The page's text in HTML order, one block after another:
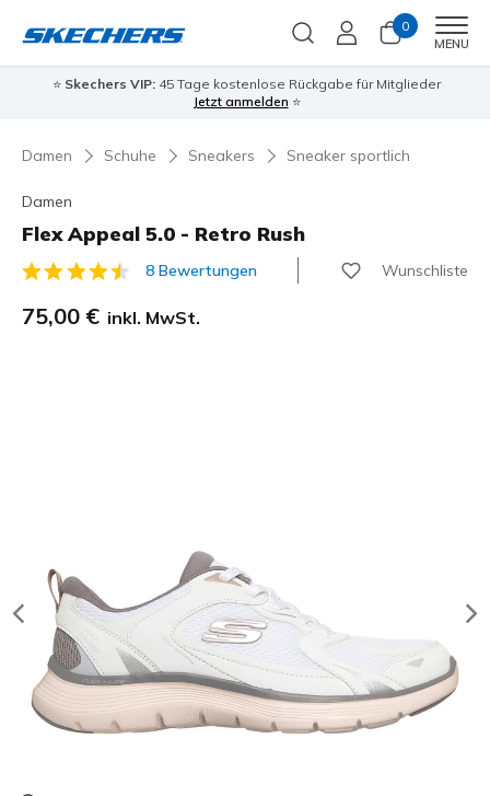
0
MENU
⭐ Skechers VIP:45 Tage kostenlose Rückgabe für Mitglieder
Jetzt anmelden⭐
Damen Schuhe Sneakers Sneaker sportlich
Damen
Flex Appeal 5.0 - Retro Rush
3,7 von 5 Kundenbewertungen
8 Bewertungen Wunschliste
75,00 € inkl. MwSt.